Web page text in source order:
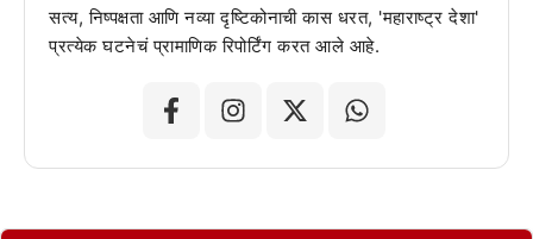
सत्य, निष्पक्षता आणि नव्या दृष्टिकोनाची कास धरत, 'महाराष्ट्र देशा'
प्रत्येक घटनेचं प्रामाणिक रिपोर्टिंग करत आले आहे.